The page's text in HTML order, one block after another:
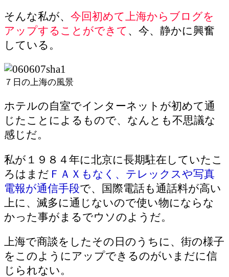
そんな私が、 今回初めて上海からブログを
アップすることができて 、今、静かに興奮
している。
７日の上海の風景
ホテルの自室でインターネットが初めて通
じたことによるもので、なんとも不思議な
感じだ。
私が１９８４年に北京に長期駐在していたこ
ろはまだ ＦＡＸもなく、テレックスや写真
電報が通信手段で、国際電話も通話料が高い
上に、滅多に通じないので使い物にならな
かった事がまるでウソのようだ。
上海で商談をしたその日のうちに、街の様子
をこのようにアップできるのがいまだに信
じられない。